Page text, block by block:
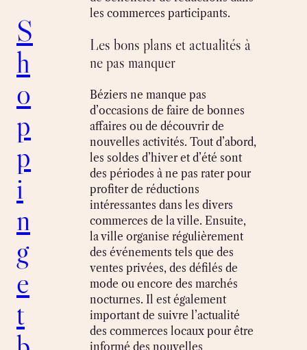
S
h
o
p
p
i
n
g
e
t
les commerces participants.
Les bons plans et actualités à
ne pas manquer
Béziers ne manque pas
d’occasions de faire de bonnes
affaires ou de découvrir de
nouvelles activités. Tout d’abord,
les soldes d’hiver et d’été sont
des périodes à ne pas rater pour
profiter de réductions
intéressantes dans les divers
commerces de la ville. Ensuite,
la ville organise régulièrement
des événements tels que des
ventes privées, des défilés de
mode ou encore des marchés
nocturnes. Il est également
important de suivre l’actualité
des commerces locaux pour être
informé des nouvelles